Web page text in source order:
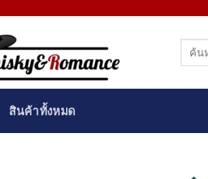
ค้นหา:
สินค้าทั้งหมด